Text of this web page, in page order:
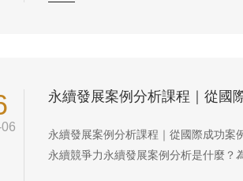
永續發展案例分析課程｜從國際成功案
永續競爭力永續發展案例分析是什麼？